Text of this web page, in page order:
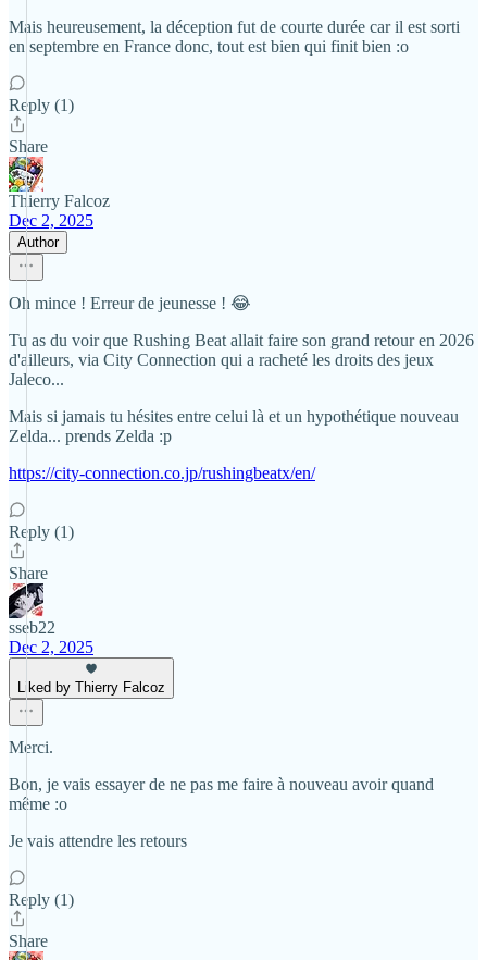
Mais heureusement, la déception fut de courte durée car il est sorti
en septembre en France donc, tout est bien qui finit bien :o
Reply (1)
Share
Thierry Falcoz
Dec 2, 2025
Author
Oh mince ! Erreur de jeunesse ! 😂
Tu as du voir que Rushing Beat allait faire son grand retour en 2026
d'ailleurs, via City Connection qui a racheté les droits des jeux
Jaleco...
Mais si jamais tu hésites entre celui là et un hypothétique nouveau
Zelda... prends Zelda :p
https://city-connection.co.jp/rushingbeatx/en/
Reply (1)
Share
sseb22
Dec 2, 2025
Liked by Thierry Falcoz
Merci.
Bon, je vais essayer de ne pas me faire à nouveau avoir quand
même :o
Je vais attendre les retours
Reply (1)
Share